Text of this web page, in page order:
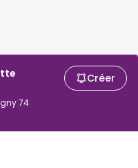
74
Créer